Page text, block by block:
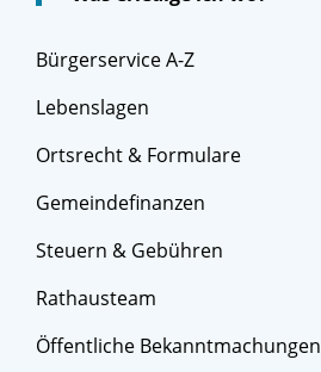
Bürgerservice A-Z
Lebenslagen
Ortsrecht & Formulare
Gemeindefinanzen
Steuern & Gebühren
Rathausteam
Öffentliche Bekanntmachungen